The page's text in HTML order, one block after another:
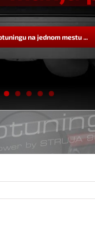
na jednom mestu ...